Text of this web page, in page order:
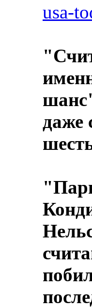
usa-
даже